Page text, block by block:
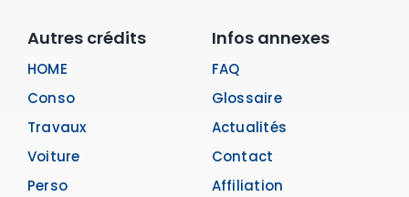
Autres crédits
HOME
Conso
Travaux
Voiture
Perso
Infos annexes
FAQ
Glossaire
Actualités
Contact
Affiliation